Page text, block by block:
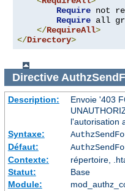
Require not
Require all
</RequireAll>
</Directory>
Directive
Description:
Envoie '403
l'autorisation
Syntaxe:
Défaut:
Contexte:
répertoire,
Statut:
Base
Module: